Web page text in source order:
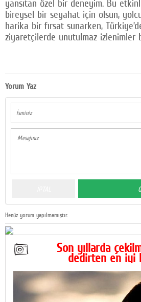
yansıtan özel bir deneyim. Bu
bireysel bir seyahat için olsun,
harika bir fırsat sunarken,
ziyaretçilerde unutulmaz izlenimler
Yorum Yaz
Henüz yorum yapılmamıştır.
Son yıllarda
dedirten en iyi